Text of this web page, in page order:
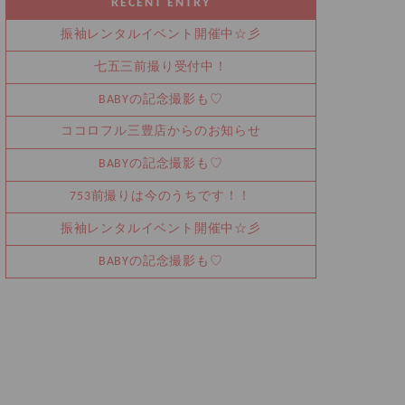
RECENT ENTRY
振袖レンタルイベント開催中☆彡
七五三前撮り受付中！
BABYの記念撮影も♡
ココロフル三豊店からのお知らせ
BABYの記念撮影も♡
753前撮りは今のうちです！！
振袖レンタルイベント開催中☆彡
BABYの記念撮影も♡